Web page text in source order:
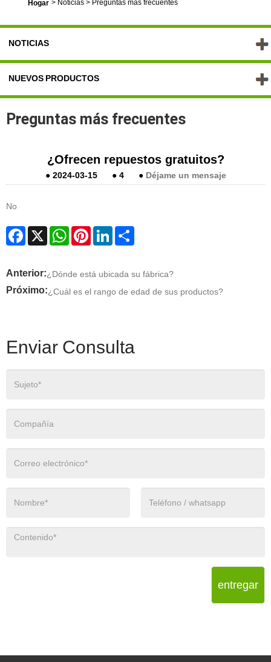
Hogar > Noticias > Preguntas más frecuentes
NOTICIAS
NUEVOS PRODUCTOS
Preguntas más frecuentes
¿Ofrecen repuestos gratuitos?
● 2024-03-15 ● 4 ● Déjame un mensaje
No
Facebook
X WhatsAppPinterestLinkedIn
Anterior:¿Dónde está ubicada su fábrica?
Próximo:¿Cuál es el rango de edad de sus productos?
Enviar Consulta
entregar